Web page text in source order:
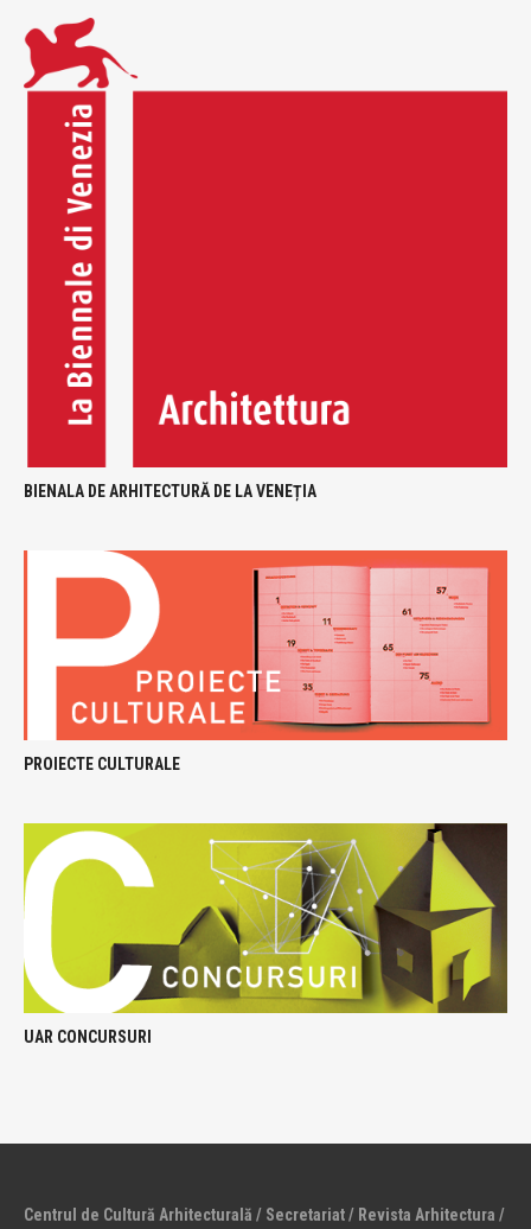
BIENALA DE ARHITECTURĂ DE LA VENEȚIA
PROIECTE CULTURALE
UAR CONCURSURI
Centrul de Cultură Arhitecturală / Secretariat / Revista Arhitectura /